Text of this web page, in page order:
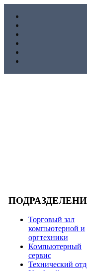
Торговый зал
компьютерной и
оргтехники
Компьютерный
сервис
Технический